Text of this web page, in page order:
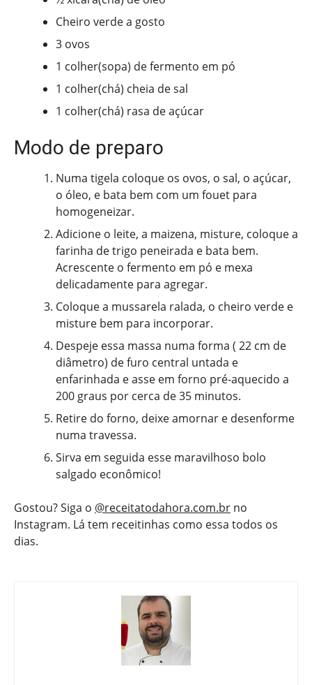
Cheiro verde a gosto
3 ovos
1 colher(sopa) de fermento em pó
1 colher(chá) cheia de sal
1 colher(chá) rasa de açúcar
Modo de preparo
Numa tigela coloque os ovos, o sal, o açúcar,
o óleo, e bata bem com um fouet para
homogeneizar.
Adicione o leite, a maizena, misture, coloque a
farinha de trigo peneirada e bata bem.
Acrescente o fermento em pó e mexa
delicadamente para agregar.
Coloque a mussarela ralada, o cheiro verde e
misture bem para incorporar.
Despeje essa massa numa forma ( 22 cm de
diâmetro) de furo central untada e
enfarinhada e asse em forno pré-aquecido a
200 graus por cerca de 35 minutos.
Retire do forno, deixe amornar e desenforme
numa travessa.
Sirva em seguida esse maravilhoso bolo
salgado econômico!
Gostou? Siga o @receitatodahora.com.br no
Instagram. Lá tem receitinhas como essa todos os
dias.